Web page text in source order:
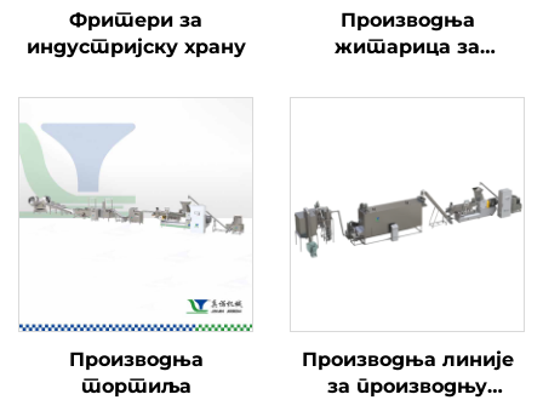
Фритери за
индустријску храну
Производња
житарица за
Производња
тортиља
Производња линије
за производњу